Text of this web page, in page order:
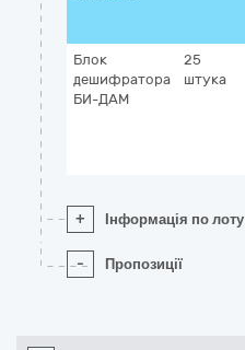
Блок
дешифратора
БИ-ДАМ
25
штука
+ Інформація по лоту
- Пропозиції